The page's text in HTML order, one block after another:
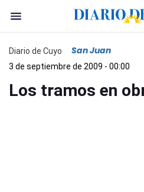
Diario de Cuyo San Juan
3 de septiembre de 2009 - 00:00
Los tramos en